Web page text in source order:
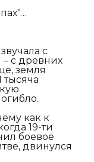
с
с древних
земля
как к
19-ти
боевое
двинулся